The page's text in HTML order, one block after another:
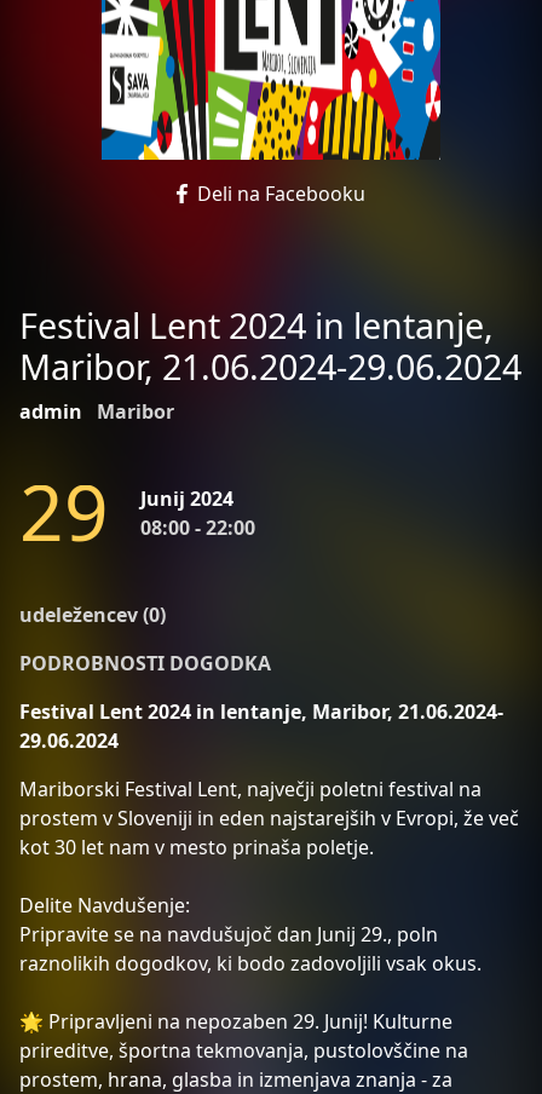
Deli na Facebooku
Festival Lent 2024 in lentanje,
Maribor, 21.06.2024-29.06.2024
admin Maribor
29
Junij 2024
08:00 - 22:00
udeležencev (0)
PODROBNOSTI DOGODKA
Festival Lent 2024 in lentanje, Maribor, 21.06.2024-
29.06.2024
Mariborski Festival Lent, največji poletni festival na
prostem v Sloveniji in eden najstarejših v Evropi, že več
kot 30 let nam v mesto prinaša poletje.
Delite Navdušenje:
Pripravite se na navdušujoč dan Junij 29., poln
raznolikih dogodkov, ki bodo zadovoljili vsak okus.
🌟 Pripravljeni na nepozaben 29. Junij! Kulturne
prireditve, športna tekmovanja, pustolovščine na
prostem, hrana, glasba in izmenjava znanja - za